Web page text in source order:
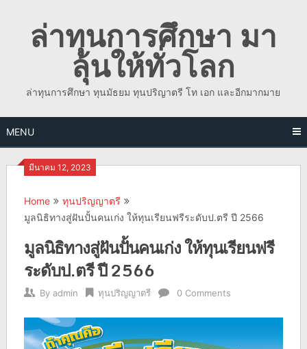
contentล่าทุนการศึกษา มา
ลุ้นให้ทั่วโลก
ล่าทุนการศึกษา ทุนมัธยม ทุนปริญาตรี โท เอก และอีกมากมาย
MENU
มีนาคม 12, 2023
Home
ทุนปริญญาตรี
มูลนิธิทางสู่ฝันปั้นคนเก่ง ให้ทุนเรียนฟรีระดับป.ตรี ปี 2566
มูลนิธิทางสู่ฝันปั้นคนเก่ง ให้ทุนเรียนฟรี
ระดับป.ตรี ปี 2566
By admin ทุนปริญญาตรี 0 Comments